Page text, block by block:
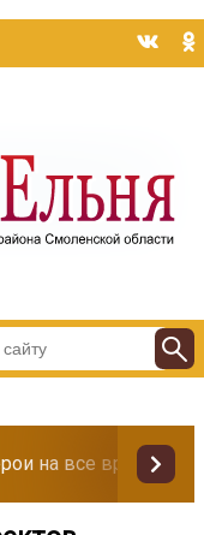
на все времена